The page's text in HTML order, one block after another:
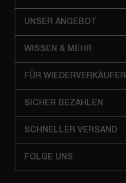
UNSER ANGEBOT
WISSEN & MEHR
FÜR WIEDERVERKÄUFER
SICHER BEZAHLEN
SCHNELLER VERSAND
FOLGE UNS